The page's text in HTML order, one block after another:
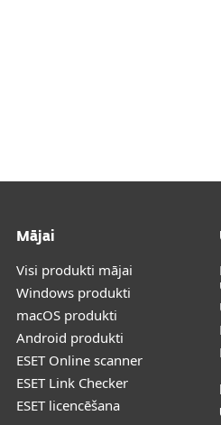
Mājai
Visi produkti mājai
Windows produkti
macOS produkti
Android produkti
ESET Online scanner
ESET Link Checker
ESET licencēšana